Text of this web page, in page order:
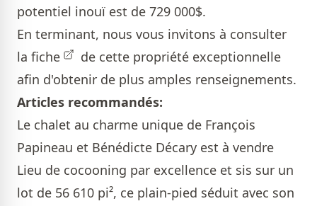
potentiel inouï est de 729 000$.
En terminant, nous vous invitons à consulter
la fiche
de cette propriété exceptionnelle
afin d'obtenir de plus amples renseignements.
Articles recommandés:
Le chalet au charme unique de François
Papineau et Bénédicte Décary est à vendre
Lieu de cocooning par excellence et sis sur un
lot de 56 610 pi², ce plain-pied séduit avec son